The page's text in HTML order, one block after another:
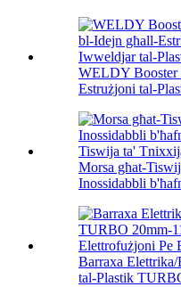
WELDY
Estrużjoni tal-
Morsa għat-
Inossidabbli
Barraxa
tal-Plastik